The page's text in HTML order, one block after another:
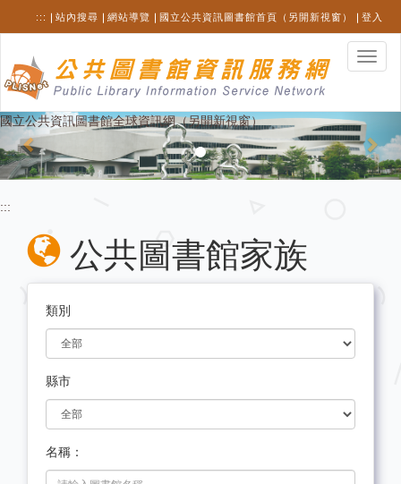
內
::: 站內搜尋 網站導覽 國立公共資訊圖書館首頁（另開新視窗） 登入
選
單
換
國立公共資訊圖書館全球資訊網（另開新視窗）
Previous
:::
公共圖書館家族
類別
縣市
名稱：